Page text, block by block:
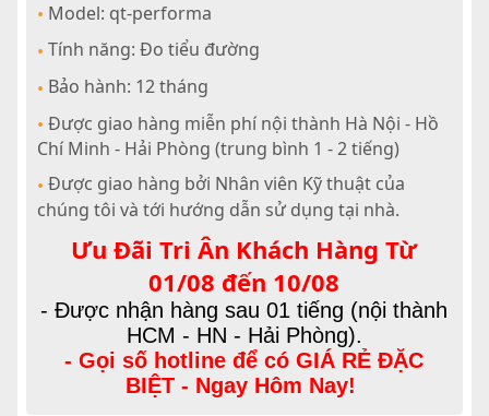
• Model: qt-performa
• Tính năng: Đo tiểu đường
• Bảo hành: 12 tháng
• Được giao hàng miễn phí nội thành Hà Nội - Hồ
Chí Minh - Hải Phòng (trung bình 1 - 2 tiếng)
• Được giao hàng bởi Nhân viên Kỹ thuật của
chúng tôi và tới hướng dẫn sử dụng tại nhà.
Ưu Đãi Tri Ân Khách Hàng Từ
01/08 đến 10/08
- Được nhận hàng sau 01 tiếng (nội thành
HCM - HN - Hải Phòng).
- Gọi số hotline để có GIÁ RẺ ĐẶC
BIỆT - Ngay Hôm Nay!